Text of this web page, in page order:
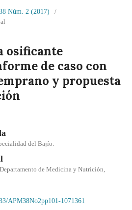
Núm. 2 (2017)
/
osificante
de caso con
y propuesta
del Bajío.
de Medicina y Nutrición,
APM38No2pp101-1071361